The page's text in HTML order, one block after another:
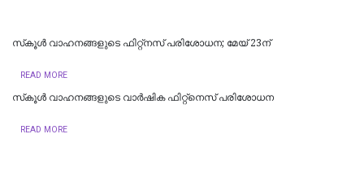
സ്‌കൂള്‍ വാഹനങ്ങളുടെ ഫിറ്റ്‌നസ് പരിശോധന; മേയ് 23ന്
READ MORE
സ്‌കൂൾ വാഹനങ്ങളുടെ വാർഷിക ഫിറ്റ്‌നെസ് പരിശോധന
READ MORE